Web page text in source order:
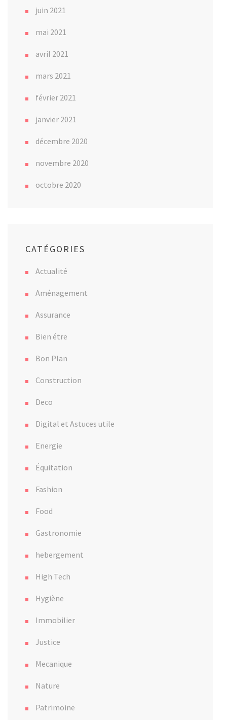
juin 2021
mai 2021
avril 2021
mars 2021
février 2021
janvier 2021
décembre 2020
novembre 2020
octobre 2020
CATÉGORIES
Actualité
Aménagement
Assurance
Bien étre
Bon Plan
Construction
Deco
Digital et Astuces utile
Energie
Équitation
Fashion
Food
Gastronomie
hebergement
High Tech
Hygiène
Immobilier
Justice
Mecanique
Nature
Patrimoine